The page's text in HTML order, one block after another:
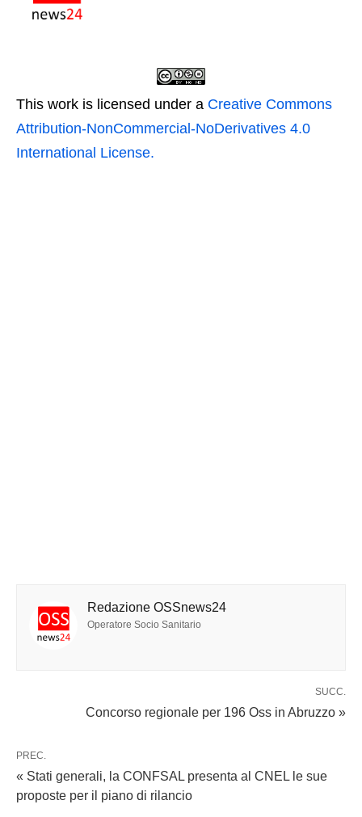
This work is licensed under a Creative Commons
Attribution-NonCommercial-NoDerivatives 4.0
International License.
Redazione OSSnews24
Operatore Socio Sanitario
SUCC.
Concorso regionale per 196 Oss in Abruzzo »
PREC.
« Stati generali, la CONFSAL presenta al CNEL le sue
proposte per il piano di rilancio